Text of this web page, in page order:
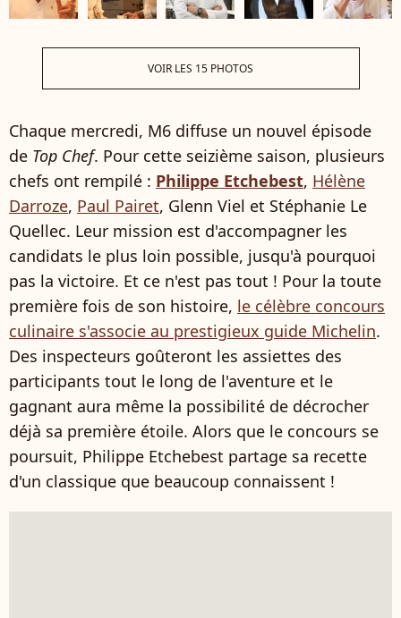
VOIR LES 15 PHOTOS
Chaque mercredi, M6 diffuse un nouvel épisode
de Top Chef. Pour cette seizième saison, plusieurs
chefs ont rempilé : Philippe Etchebest, Hélène
Darroze, Paul Pairet, Glenn Viel et Stéphanie Le
Quellec. Leur mission est d'accompagner les
candidats le plus loin possible, jusqu'à pourquoi
pas la victoire. Et ce n'est pas tout ! Pour la toute
première fois de son histoire, le célèbre concours
culinaire s'associe au prestigieux guide Michelin.
Des inspecteurs goûteront les assiettes des
participants tout le long de l'aventure et le
gagnant aura même la possibilité de décrocher
déjà sa première étoile. Alors que le concours se
poursuit, Philippe Etchebest partage sa recette
d'un classique que beaucoup connaissent !